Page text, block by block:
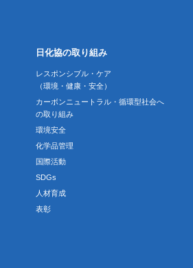
日化協の取り組み
レスポンシブル・ケア
（環境・健康・安全）
カーボンニュートラル・循環型社会へ
の取り組み
環境安全
化学品管理
国際活動
SDGs
人材育成
表彰